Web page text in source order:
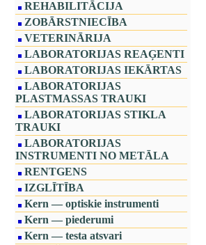
REHABILITĀCIJA
ZOBĀRSTNIECĪBA
VETERINĀRIJA
LABORATORIJAS REAĢENTI
LABORATORIJAS IEKĀRTAS
LABORATORIJAS
PLASTMASSAS TRAUKI
LABORATORIJAS STIKLA
TRAUKI
LABORATORIJAS
INSTRUMENTI NO METĀLA
RENTGENS
IZGLĪTĪBA
Kern — optiskie instrumenti
Kern — piederumi
Kern — testa atsvari